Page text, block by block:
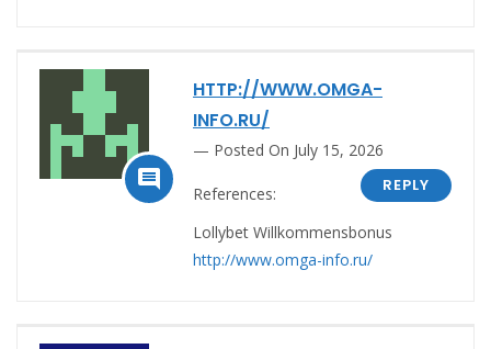

HTTP://WWW.OMGA-
INFO.RU/
Posted On July 15, 2026
REPLY
References:
Lollybet Willkommensbonus
http://www.omga-info.ru/